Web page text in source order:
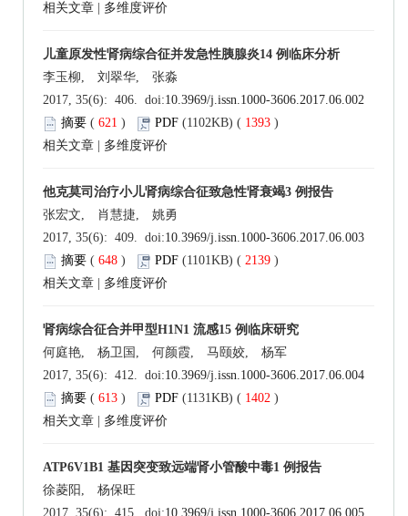
相关文章
多维度评价
儿童原发性肾病综合征并发急性胰腺炎14 例临床分析
李玉柳, 刘翠华, 张淼
2017, 35(6): 406. doi:10.3969/j.issn.1000-3606.2017.06.002
摘要 ( 621 ) PDF (1102KB) ( 1393 )
相关文章
多维度评价
他克莫司治疗小儿肾病综合征致急性肾衰竭3 例报告
张宏文, 肖慧捷, 姚勇
2017, 35(6): 409. doi:10.3969/j.issn.1000-3606.2017.06.003
摘要 ( 648 ) PDF (1101KB) ( 2139 )
相关文章
多维度评价
肾病综合征合并甲型H1N1 流感15 例临床研究
何庭艳, 杨卫国, 何颜霞, 马颐姣, 杨军
2017, 35(6): 412. doi:10.3969/j.issn.1000-3606.2017.06.004
摘要 ( 613 ) PDF (1131KB) ( 1402 )
相关文章
多维度评价
ATP6V1B1 基因突变致远端肾小管酸中毒1 例报告
徐菱阳, 杨保旺
2017, 35(6): 415. doi:10.3969/j.issn.1000-3606.2017.06.005